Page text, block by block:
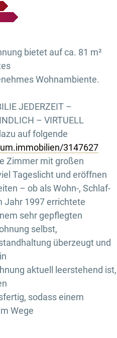
bietet auf ca. 81 m²
Wohnambiente.
JEDERZEIT –
– VIRTUELL
auf folgende
3147627
Zimmer mit großen
Tageslicht und eröffnen
– ob als Wohn-, Schlaf-
Jahr 1997 errichtete
sehr gepflegten
selbst,
überzeugt und
aktuell leerstehend ist,
sodass einem
Wege